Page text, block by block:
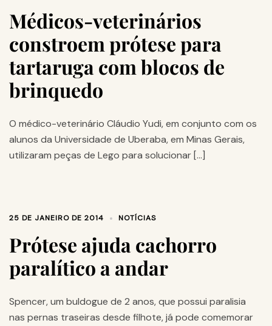
Médicos-veterinários
constroem prótese para
tartaruga com blocos de
brinquedo
O médico-veterinário Cláudio Yudi, em conjunto com os
alunos da Universidade de Uberaba, em Minas Gerais,
utilizaram peças de Lego para solucionar […]
25 DE JANEIRO DE 2014 NOTÍCIAS
Prótese ajuda cachorro
paralítico a andar
Spencer, um buldogue de 2 anos, que possui paralisia
nas pernas traseiras desde filhote, já pode comemorar